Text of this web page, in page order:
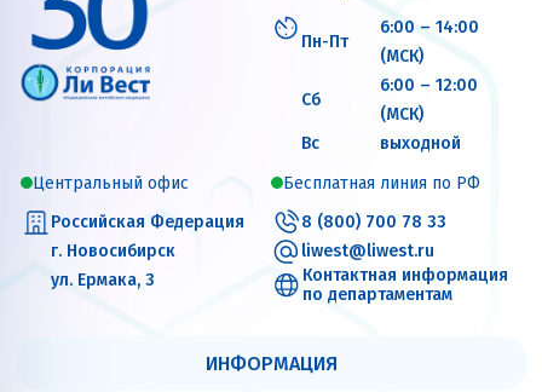
Пн-Пт
6:00 – 14:00
(МСК)
Сб
6:00 – 12:00
(МСК)
Вс
выходной
Центральный офис
Российская Федерация
г. Новосибирск
ул. Ермака, 3
Бесплатная линия по РФ
8 (800) 700 78 33
liwest@liwest.ru
Контактная информация
по департаментам
ИНФОРМАЦИЯ